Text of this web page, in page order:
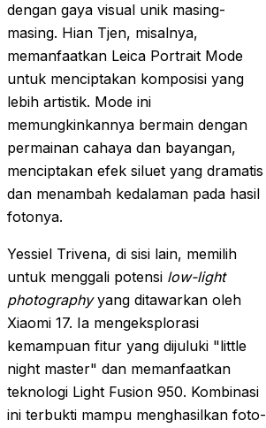
dengan gaya visual unik masing-
masing. Hian Tjen, misalnya,
memanfaatkan Leica Portrait Mode
untuk menciptakan komposisi yang
lebih artistik. Mode ini
memungkinkannya bermain dengan
permainan cahaya dan bayangan,
menciptakan efek siluet yang dramatis
dan menambah kedalaman pada hasil
fotonya.
Yessiel Trivena, di sisi lain, memilih
untuk menggali potensi low-light
photographyyang ditawarkan oleh
Xiaomi 17. Ia mengeksplorasi
kemampuan fitur yang dijuluki "little
night master" dan memanfaatkan
teknologi Light Fusion 950. Kombinasi
ini terbukti mampu menghasilkan foto-